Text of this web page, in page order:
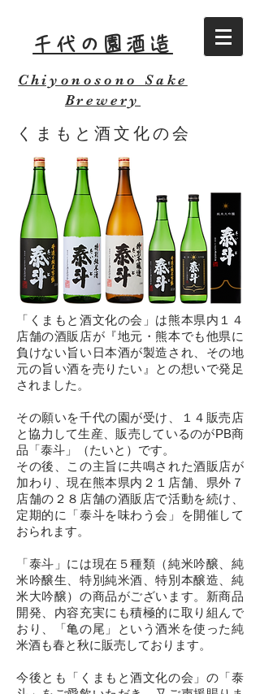
千代の園酒造
Chiyonosono Sake
Brewery
くまもと酒文化の会
「くまもと酒文化の会」は熊本県内１４
店舗の酒販店が『地元・熊本でも他県に
負けない旨い日本酒が製造され、その地
元の旨い酒を売りたい』との想いで発足
されました。
その願いを千代の園が受け、１４販売店
と協力して生産、販売しているのがPB商
品「泰斗」（たいと）です。
その後、この主旨に共鳴された酒販店が
加わり、現在熊本県内２１店舗、県外７
店舗の２８店舗の酒販店で活動を続け、
定期的に「泰斗を味わう会」を開催して
おられます。
「泰斗」には現在５種類（純米吟醸、純
米吟醸生、特別純米酒、特別本醸造、純
米大吟醸）の商品がございます。新商品
開発、内容充実にも積極的に取り組んで
おり、「亀の尾」という酒米を使った純
米酒も春と秋に販売しております。
今後とも「くまもと酒文化の会」の「泰